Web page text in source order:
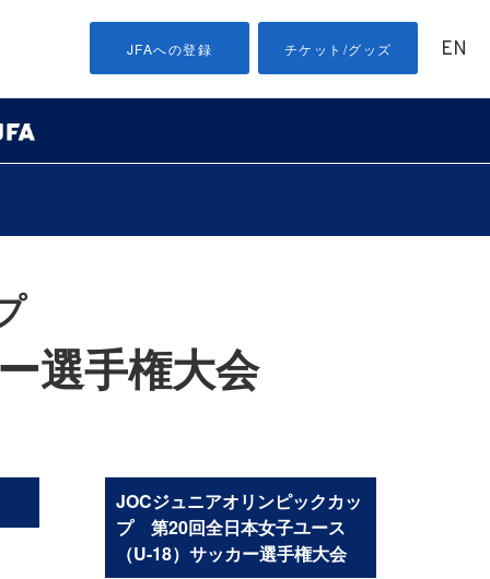
JFAへの登録 チケット/グッズ EN
選手権大会
JOCジュニアオリンピックカッ
プ 第20回全日本女子ユース
（U-18）サッカー選手権大会